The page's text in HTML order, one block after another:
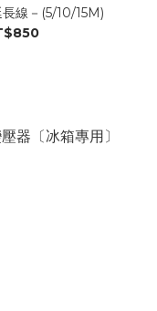
線－(5/10/15M)